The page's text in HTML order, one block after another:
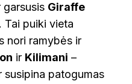
garsusis Giraffe
Tai puiki vieta
nori ramybės ir
ir Kilimani –
susipina patogumas